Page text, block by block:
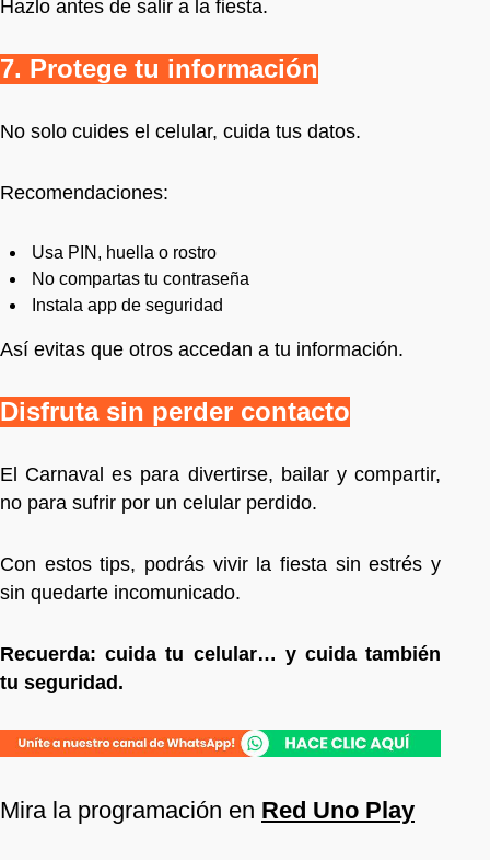
Hazlo antes de salir a la fiesta.
7. Protege tu información
No solo cuides el celular, cuida tus datos.
Recomendaciones:
Usa PIN, huella o rostro
No compartas tu contraseña
Instala app de seguridad
Así evitas que otros accedan a tu información.
Disfruta sin perder contacto
El Carnaval es para divertirse, bailar y compartir,
no para sufrir por un celular perdido.
Con estos tips, podrás vivir la fiesta sin estrés y
sin quedarte incomunicado.
Recuerda: cuida tu celular… y cuida también
tu seguridad.
Mira la programación en Red Uno Play